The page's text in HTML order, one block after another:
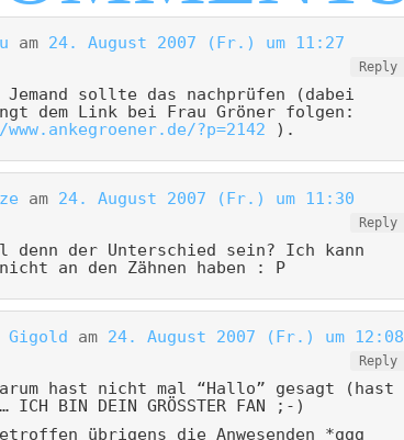
am 24. August 2007 (Fr.) um 11:27
Reply
Jemand sollte das nachprüfen (dabei
dem Link bei Frau Gröner folgen:
?p=2142 ).
am 24. August 2007 (Fr.) um 11:30
Reply
denn der Unterschied sein? Ich kann
an den Zähnen haben : P
Gigold am 24. August 2007 (Fr.) um 12:08
Reply
hast nicht mal “Hallo” gesagt (hast
ICH BIN DEIN GRÖSSTER FAN ;-)
übrigens die Anwesenden *ggg